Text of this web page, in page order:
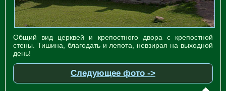
Общий вид церквей и крепостного двора с крепостной
стены. Тишина, благодать и лепота, невзирая на выходной
день!
Следующее фото ->